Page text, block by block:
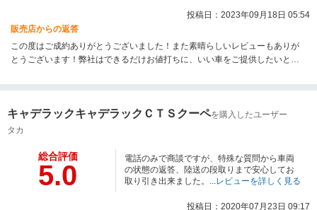
投稿日：2023年09月18日 05:54
販売店からの返答
この度はご成約ありがとうございました！また素晴らしいレビューもありが
とうございます！弊社はできるだけお値打ちに、いい車をご提供したいとい
く、またとても励みになります。今後も車両のことでご不明な点等ございま
す！
キャデラックキャデラックＣＴＳクーペを購入したユーザー
タカ
総合評価
5.0
電話のみで商談ですが、特殊な質問から車両
の状態の返答、陸送の段取りまで安心してお
取り引き出来ました。...レビューを詳しく見る
投稿日：2020年07月23日 09:17